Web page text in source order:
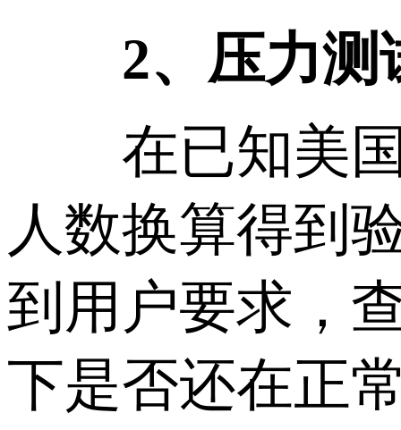
2、压力测
在已知美国
人数换算得到
到用户要求，
下是否还在正